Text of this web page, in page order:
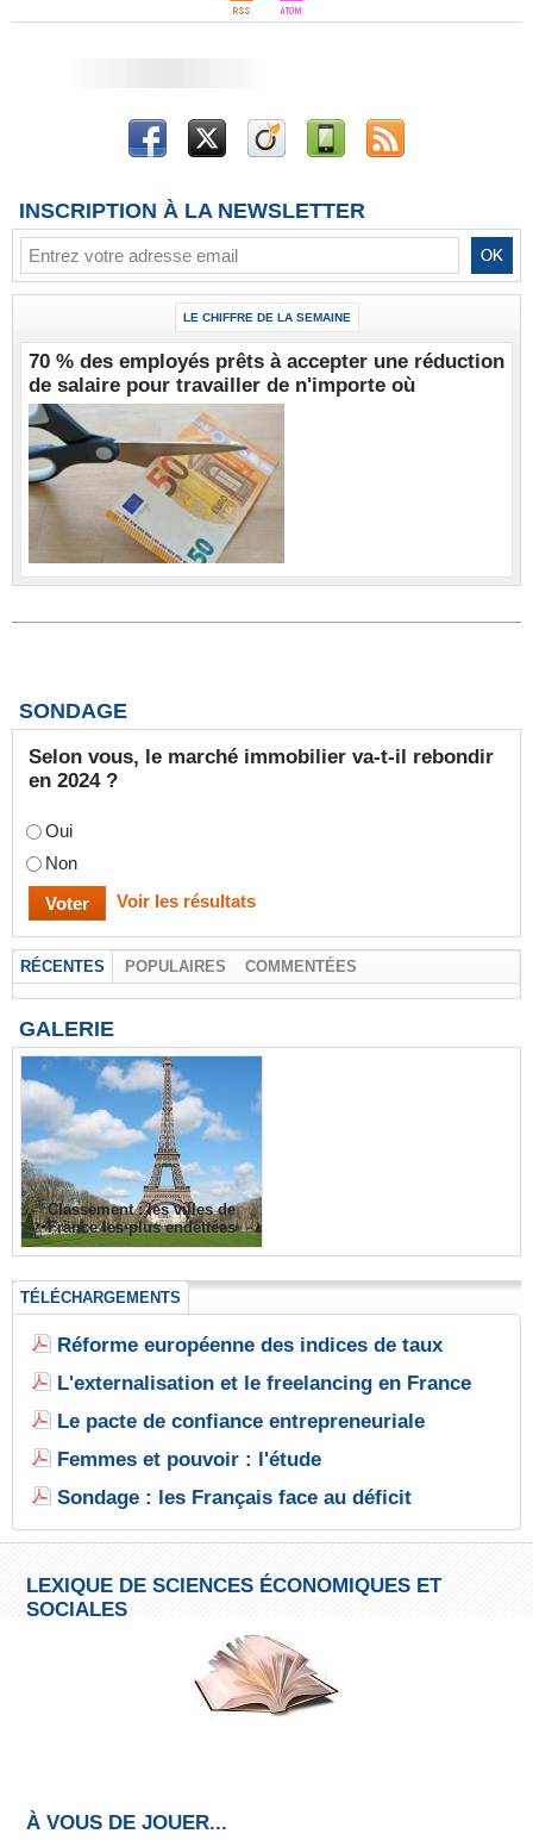
INSCRIPTION À LA NEWSLETTER
LE CHIFFRE DE LA SEMAINE
70 % des employés prêts à accepter une réduction
de salaire pour travailler de n'importe où
SONDAGE
Selon vous, le marché immobilier va-t-il rebondir
en 2024 ?
Oui
Non
Voir les résultats
RÉCENTES POPULAIRES COMMENTÉES
GALERIE
Classement : les villes de
France les plus endettées
TÉLÉCHARGEMENTS
Réforme européenne des indices de taux
L'externalisation et le freelancing en France
Le pacte de confiance entrepreneuriale
Femmes et pouvoir : l'étude
Sondage : les Français face au déficit
LEXIQUE DE SCIENCES ÉCONOMIQUES ET
SOCIALES
À VOUS DE JOUER...